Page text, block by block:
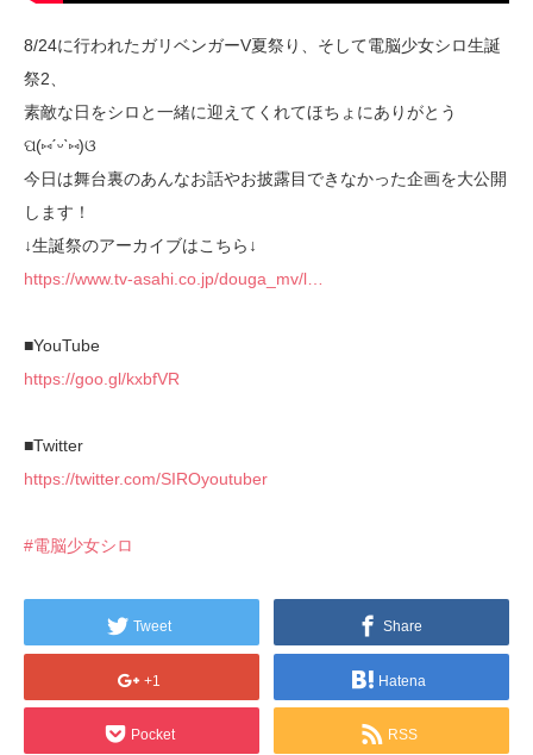
8/24に行われたガリベンガーV夏祭り、そして電脳少女シロ生誕
祭2、
素敵な日をシロと一緒に迎えてくれてほちょにありがとう
ପ(⑅ˊᵕˋ⑅)ଓ
今日は舞台裏のあんなお話やお披露目できなかった企画を大公開
します！
↓生誕祭のアーカイブはこちら↓
https://www.tv-asahi.co.jp/douga_mv/l…
■YouTube
https://goo.gl/kxbfVR
■Twitter
https://twitter.com/SIROyoutuber
#電脳少女シロ
Tweet Share
+1 Hatena
Pocket RSS